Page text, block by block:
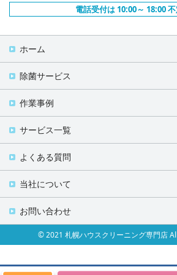
電話受付は 10:00～ 18:00 不
ホーム
除菌サービス
作業事例
サービス一覧
よくある質問
当社について
お問い合わせ
© 2021 札幌ハウスクリーニング専門店